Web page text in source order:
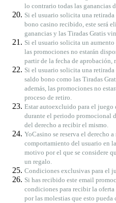
lo contrario todas las ganancias
Si el usuario solicita una retirada
bono casino recibido, este será
ganancias y las Tiradas Gratis
Si el usuario solicita un
las promociones no estarán
partir de la fecha de
Si el usuario solicita una
saldo bono como las Tiradas
además, las promociones no
proceso de retiro.
Estar autoexcluido para el juego
durante el periodo promocional
del derecho a recibir el mismo.
YoCasino se reserva el derecho
comportamiento del usuario en
motivo por el que se considere
un regalo.
Condiciones exclusivas para el
Si has recibido este email
condiciones para recibir la
por las molestias que esto pueda